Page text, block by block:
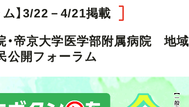
】3/22－4/21掲載
・帝京大学医学部附属病院 地域
公開フォーラム